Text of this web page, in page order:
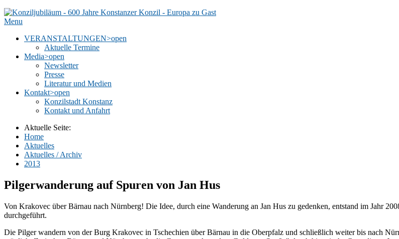
Menu
VERANSTALTUNGEN>open
Aktuelle Termine
Media>open
Newsletter
Presse
Literatur und Medien
Kontakt>open
Konzilstadt Konstanz
Kontakt und Anfahrt
Aktuelle Seite:
Home
Aktuelles
Aktuelles / Archiv
2013
Pilgerwanderung auf Spuren von Jan Hus
Von Krakovec über Bärnau nach Nürnberg! Die Idee, durch eine Wanderung an Jan Hus zu gedenken, entstand im Jahr
durchgeführt.
Die Pilger wandern von der Burg Krakovec in Tschechien über Bärnau in die Oberpfalz und schließlich weiter bis nach